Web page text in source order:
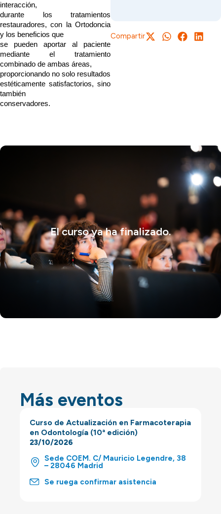
interacción,
durante los tratamientos
restauradores, con la Ortodoncia
y los beneficios que
se pueden aportar al paciente
mediante el tratamiento
combinado de ambas áreas,
proporcionando no solo resultados
estéticamente satisfactorios, sino
también
conservadores.
Compartir
El curso ya ha finalizado.
Más eventos
Curso de Actualización en Farmacoterapia
en Odontología (10ª edición)
23/10/2026
Sede COEM. C/ Mauricio Legendre, 38
– 28046 Madrid
Se ruega confirmar asistencia